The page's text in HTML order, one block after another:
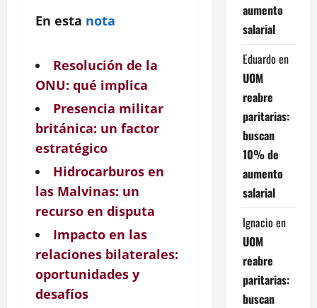
En esta nota
Resolución de la
ONU: qué implica
Presencia militar
británica: un factor
estratégico
Hidrocarburos en
las Malvinas: un
recurso en disputa
Impacto en las
relaciones bilaterales:
oportunidades y
desafíos
aumento
salarial
Eduardo en
UOM
reabre
paritarias:
buscan
10% de
aumento
salarial
Ignacio en
UOM
reabre
paritarias:
buscan